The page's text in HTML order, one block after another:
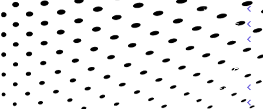
سوشال مدیا
طراحی گرافیک
خدمات میزبانی وب
دسترسی سریع
درباره ما
خدمات